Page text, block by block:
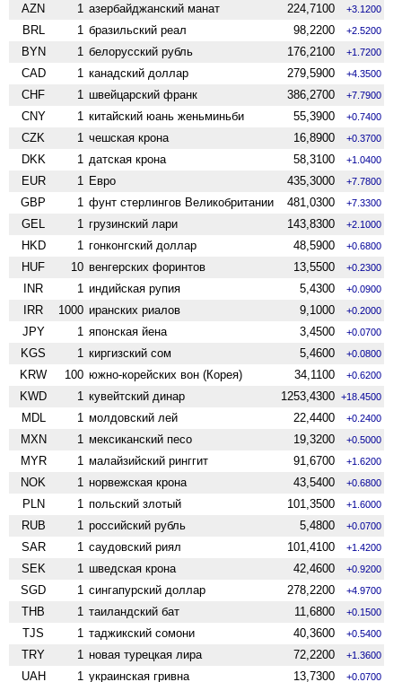
AZN 1 азербайджанский манат 224,7100 +3.1200
BRL 1 бразильский реал 98,2200 +2.5200
BYN 1 белорусский рубль 176,2100 +1.7200
CAD 1 канадский доллар 279,5900 +4.3500
CHF 1 швейцарский франк 386,2700 +7.7900
CNY 1 китайский юань женьминьби 55,3900 +0.7400
CZK 1 чешская крона 16,8900 +0.3700
DKK 1 датская крона 58,3100 +1.0400
EUR 1 Евро 435,3000 +7.7800
GBP 1 фунт стерлингов Велико­британии 481,0300 +7.3300
GEL 1 грузинский лари 143,8300 +2.1000
HKD 1 гонконгский доллар 48,5900 +0.6800
HUF 10 венгерских форинтов 13,5500 +0.2300
INR 1 индийская рупия 5,4300 +0.0900
IRR 1000 иранских риалов 9,1000 +0.2000
JPY 1 японская йена 3,4500 +0.0700
KGS 1 киргизский сом 5,4600 +0.0800
KRW 100 южно-корейских вон (Корея) 34,1100 +0.6200
KWD 1 кувейтский динар 1253,4300 +18.4500
MDL 1 молдовский лей 22,4400 +0.2400
MXN 1 мексиканский песо 19,3200 +0.5000
MYR 1 малайзийский ринггит 91,6700 +1.6200
NOK 1 норвежская крона 43,5400 +0.6800
PLN 1 польский злотый 101,3500 +1.6000
RUB 1 российский рубль 5,4800 +0.0700
SAR 1 саудовский риял 101,4100 +1.4200
SEK 1 шведская крона 42,4600 +0.9200
SGD 1 сингапурский доллар 278,2200 +4.9700
THB 1 таиландский бат 11,6800 +0.1500
TJS 1 таджикский сомони 40,3600 +0.5400
TRY 1 новая турецкая лира 72,2200 +1.3600
UAH 1 украинская гривна 13,7300 +0.0700